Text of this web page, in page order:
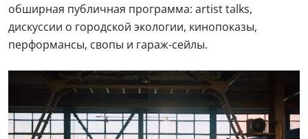
обширная публичная программа: artist talks,
дискуссии о городской экологии, кинопоказы,
перформансы, свопы и гараж-сейлы.